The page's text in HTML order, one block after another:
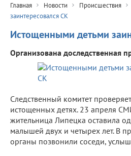
Главная Новости Происшествия
заинтересовался СК
Истощенными детьми
Организована доследственная
Следственный комитет
истощенных детях. 23 апреля
жительница Липецка оставила
малышей двух и четырех лет. В
органы позвонили соседи,